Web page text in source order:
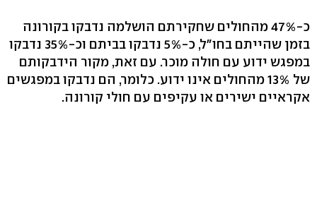
כ-47% מהחולים שחקירתם הושלמה נדבקו בקורונה
בזמן שהייתם בחו"ל, כ-5% נדבקו בביתם וכ-35% נדבקו
במפגש ידוע עם חולה מוכר. עם זאת, מקור הידבקותם
של 13% מהחולים אינו ידוע. כלומר, הם נדבקו במפגשים
אקראיים ישירים או עקיפים עם חולי קורונה.